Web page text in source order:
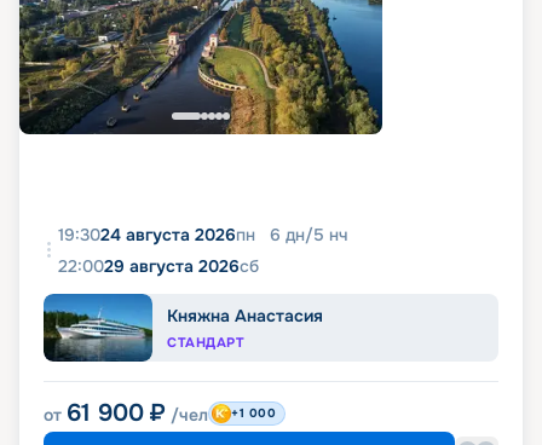
19:3024 августа 2026пн 6 дн/5 нч
22:0029 августа 2026сб
Княжна Анастасия
СТАНДАРТ
от 61 900 ₽ /чел +1 000